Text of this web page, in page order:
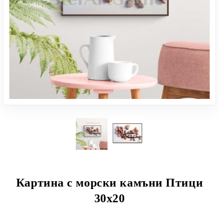
Картина с морски камъни Птици
30х20